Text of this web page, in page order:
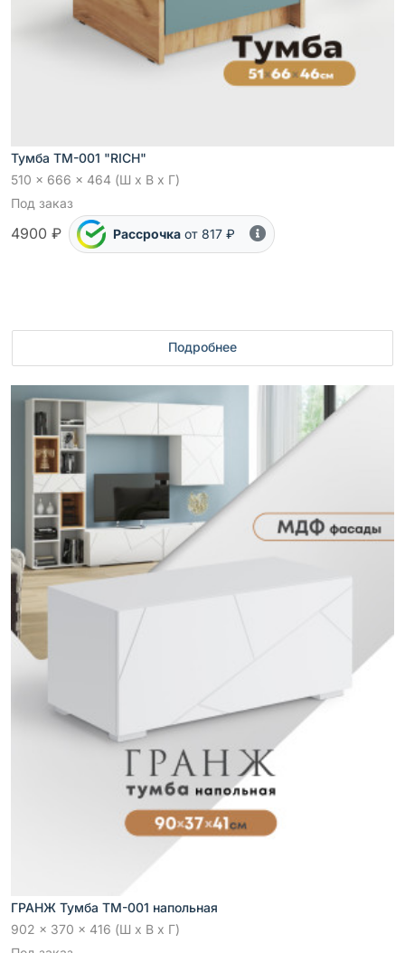
Тумба ТМ-001 "RICH"
510 x 666 x 464 (Ш x В x Г)
Под заказ
4900 ₽ Рассрочка от 817 ₽
Подробнее
ГРАНЖ Тумба ТМ-001 напольная
902 x 370 x 416 (Ш x В x Г)